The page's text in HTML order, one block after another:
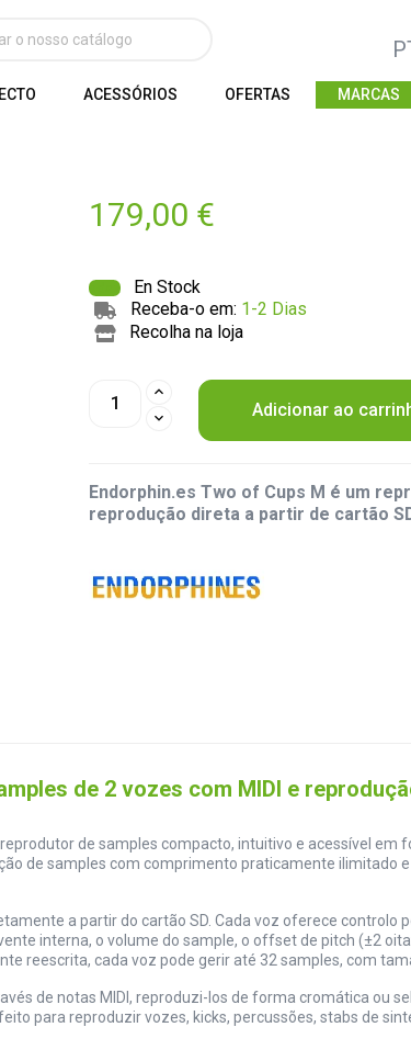
ACESSÓRIOS OFERTAS MARCAS
179,00 €
En Stock
Receba-o em: 1-2 Dias
Recolha na loja
Adicionar ao
Endorphin.es Two of Cups M é um
reprodução direta a partir de cartão
de 2 vozes com MIDI e
de samples compacto, intuitivo e acessível em
de samples com comprimento praticamente ilimitado
a partir do cartão SD. Cada voz oferece controlo
interna, o volume do sample, o offset de pitch (±2
reescrita, cada voz pode gerir até 32 samples, com
de notas MIDI, reproduzi-los de forma cromática ou
para reproduzir vozes, kicks, percussões, stabs de